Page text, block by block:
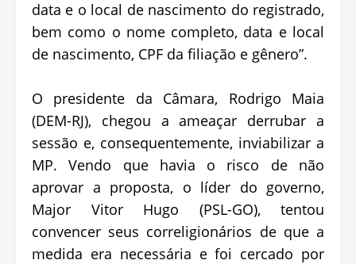
data e o local de nascimento do registrado,
bem como o nome completo, data e local
de nascimento, CPF da filiação e gênero”.
O presidente da Câmara, Rodrigo Maia
(DEM-RJ), chegou a ameaçar derrubar a
sessão e, consequentemente, inviabilizar a
MP. Vendo que havia o risco de não
aprovar a proposta, o líder do governo,
Major Vitor Hugo (PSL-GO), tentou
convencer seus correligionários de que a
medida era necessária e foi cercado por